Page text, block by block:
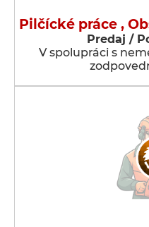
Pilčícké práce ,
Predaj /
V spolupráci s